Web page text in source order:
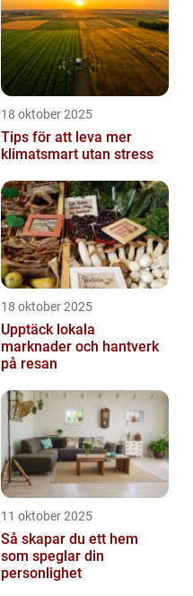
18 oktober 2025
Tips för att leva mer
klimatsmart utan stress
18 oktober 2025
Upptäck lokala
marknader och hantverk
på resan
11 oktober 2025
Så skapar du ett hem
som speglar din
personlighet